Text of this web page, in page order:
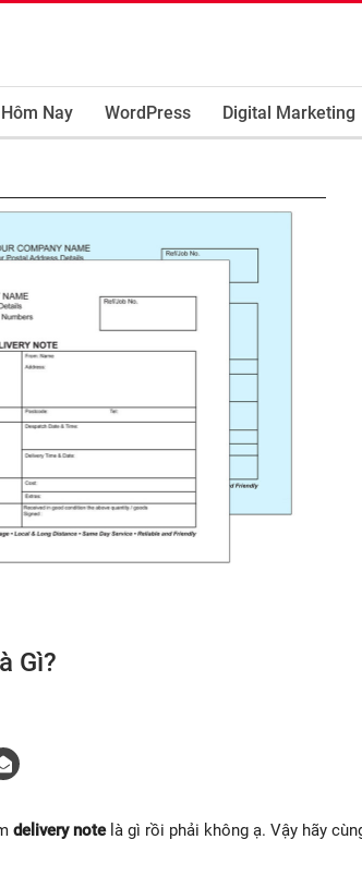
Nay WordPress Digital Marketing
Gì?
delivery notelà gì rồi phải không ạ. Vậy hãy